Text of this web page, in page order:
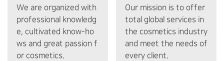
We are organized with
professional knowledg
e, cultivated know-ho
ws and great passion f
or cosmetics.
Our mission is to offer
total global services in
the cosmetics industry
and meet the needs of
every client.